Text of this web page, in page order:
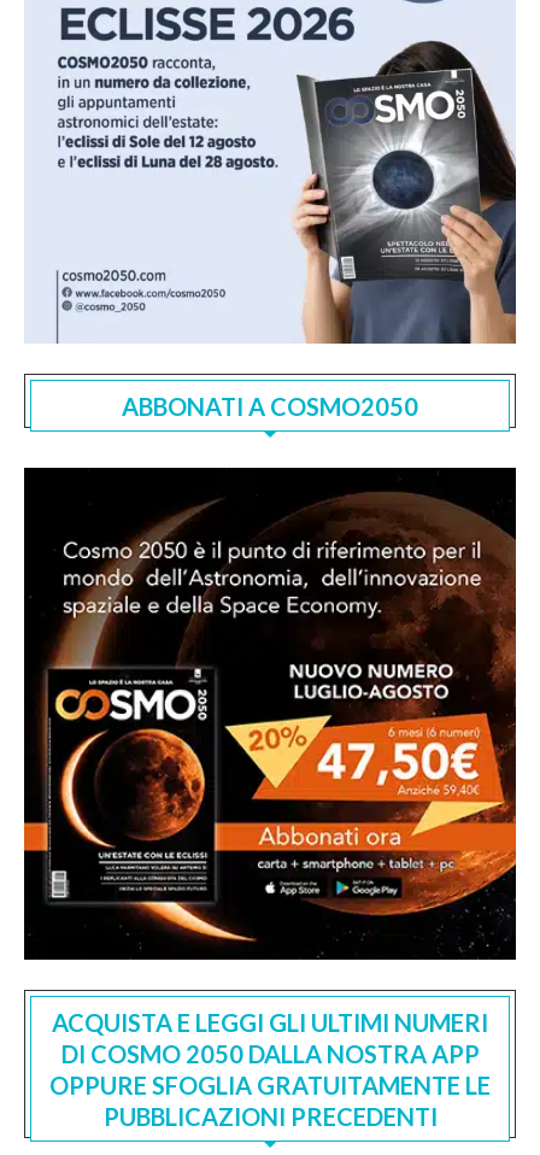
ABBONATI A COSMO2050
ACQUISTA E LEGGI GLI ULTIMI NUMERI
DI COSMO 2050 DALLA NOSTRA APP
OPPURE SFOGLIA GRATUITAMENTE LE
PUBBLICAZIONI PRECEDENTI